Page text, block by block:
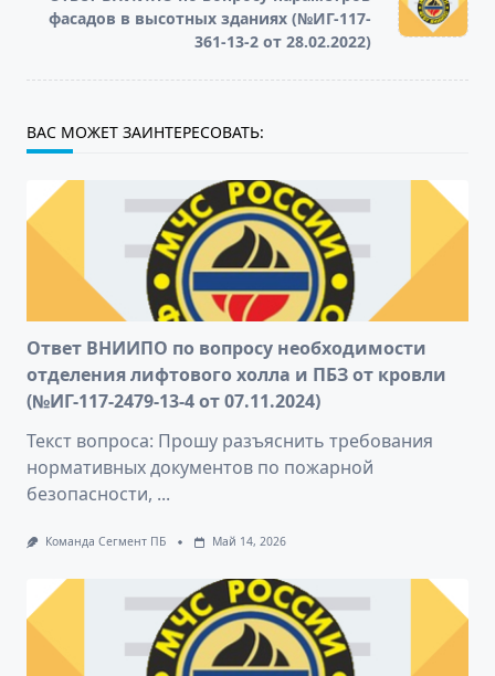
text">Page</span>
фасадов в высотных зданиях (№ИГ-117-
361-13-2 от 28.02.2022)
ВАС МОЖЕТ ЗАИНТЕРЕСОВАТЬ:
Ответ ВНИИПО по вопросу необходимости
отделения лифтового холла и ПБЗ от кровли
(№ИГ-117-2479-13-4 от 07.11.2024)
Текст вопроса: Прошу разъяснить требования
нормативных документов по пожарной
безопасности, ...
Команда Сегмент ПБ Май 14, 2026